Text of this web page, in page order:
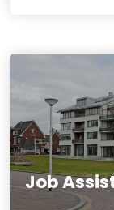
Job